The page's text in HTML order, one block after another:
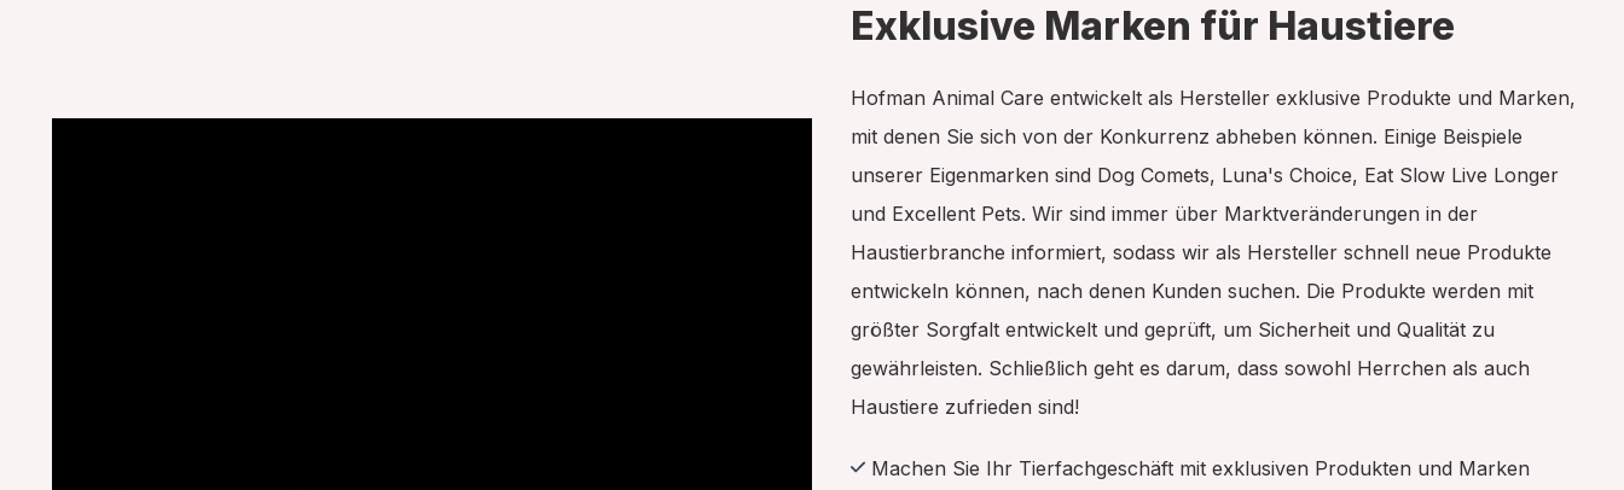
Exklusive Marken für Haustiere
Hofman Animal Care entwickelt als Hersteller exklusive Produkte und Marken,
mit denen Sie sich von der Konkurrenz abheben können. Einige Beispiele
unserer Eigenmarken sind Dog Comets, Luna's Choice, Eat Slow Live Longer
und Excellent Pets. Wir sind immer über Marktveränderungen in der
Haustierbranche informiert, sodass wir als Hersteller schnell neue Produkte
entwickeln können, nach denen Kunden suchen. Die Produkte werden mit
größter Sorgfalt entwickelt und geprüft, um Sicherheit und Qualität zu
gewährleisten. Schließlich geht es darum, dass sowohl Herrchen als auch
Haustiere zufrieden sind!
Machen Sie Ihr Tierfachgeschäft mit exklusiven Produkten und Marken